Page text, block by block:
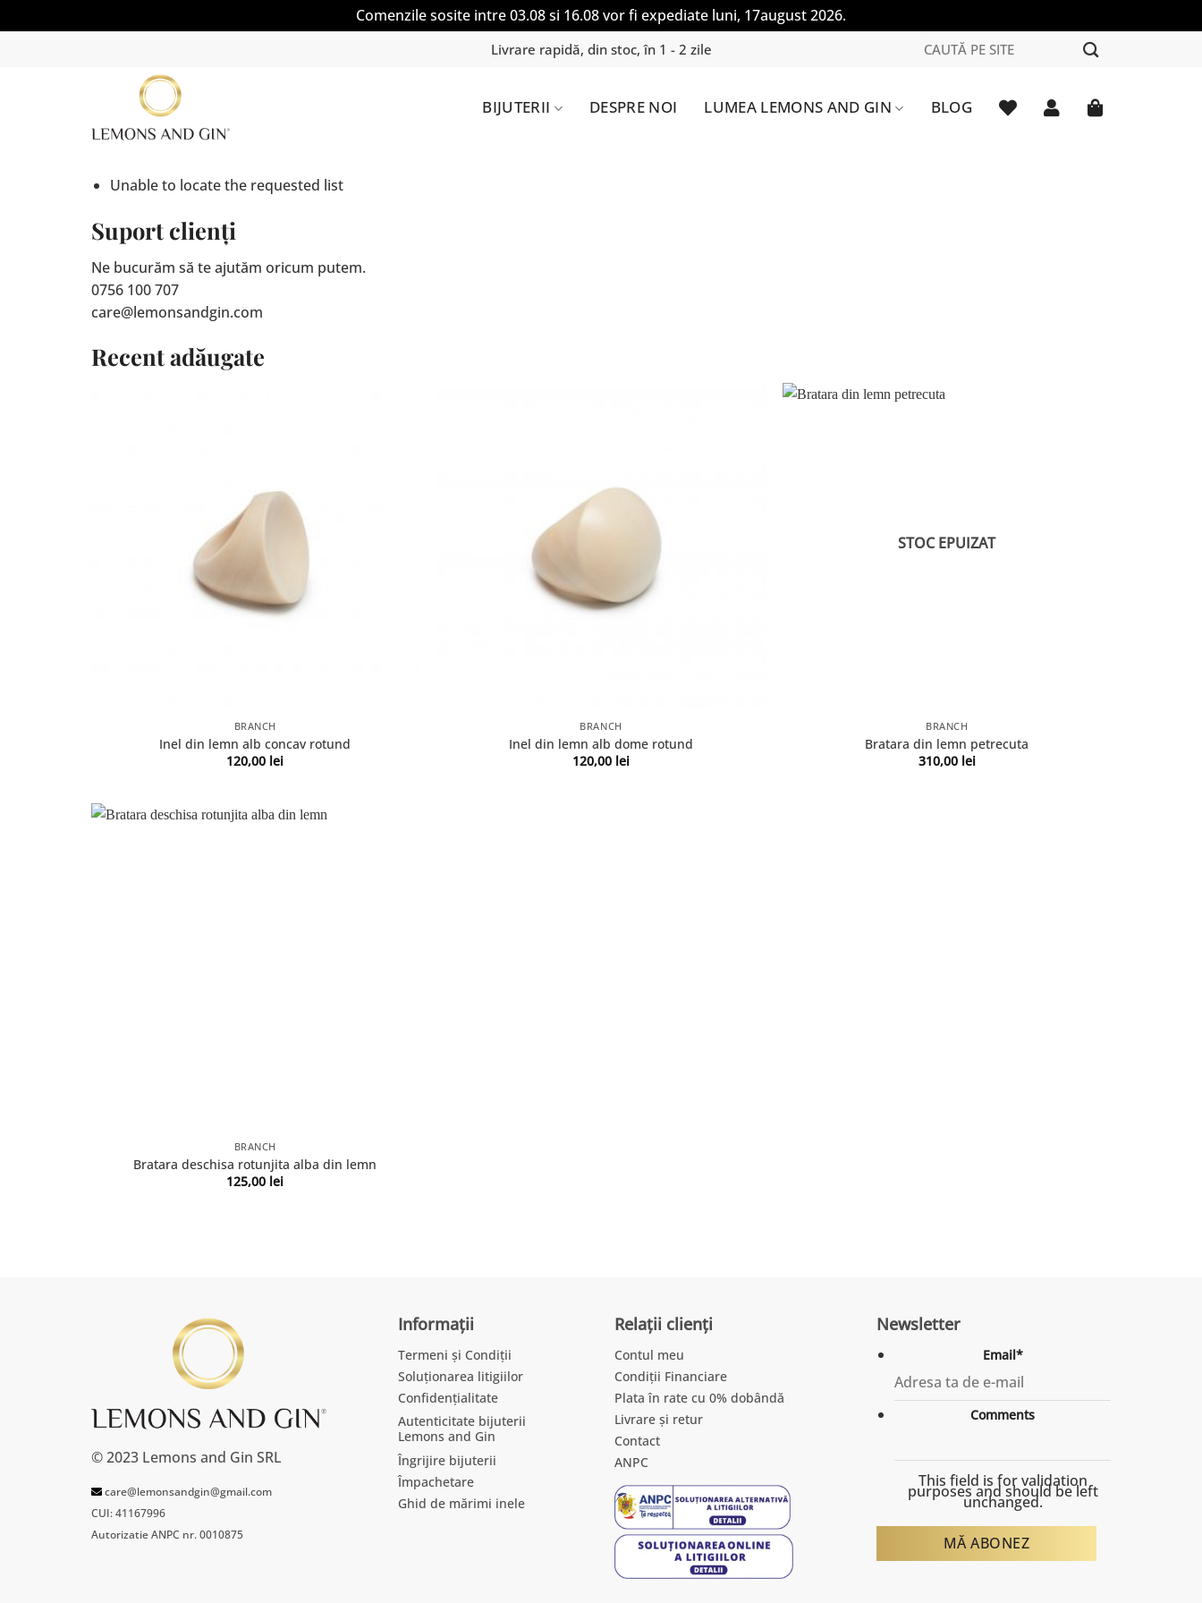
Comenzile sosite intre 03.08 si 16.08 vor fi expediate luni, 17august 2026.
Livrare rapidă, din stoc, în 1 - 2 zile
Caută
după:
BIJUTERII DESPRE NOI LUMEA LEMONS AND GIN BLOG
Unable to locate the requested list
Suport clienți
Ne bucurăm să te ajutăm oricum putem.
0756 100 707
care@lemonsandgin.com
Recent adăugate
BRANCH
Inel din lemn alb concav rotund
120,00 lei
BRANCH
Inel din lemn alb dome rotund
120,00 lei
STOC EPUIZAT
BRANCH
Bratara din lemn petrecuta
310,00 lei
BRANCH
Bratara deschisa rotunjita alba din lemn
125,00 lei
© 2023 Lemons and Gin SRL
care@lemonsandgin@gmail.com
CUI: 41167996
Autorizatie ANPC nr. 0010875
Informații
Termeni și Condiții
Soluționarea litigiilor
Confidențialitate
Autenticitate bijuterii
Lemons and Gin
Îngrijire bijuterii
Împachetare
Ghid de mărimi inele
Relații clienți
Contul meu
Condiții Financiare
Plata în rate cu 0% dobândă
Livrare și retur
Contact
ANPC
Newsletter
Email*
Comments
This field is for validation
purposes and should be left
unchanged.